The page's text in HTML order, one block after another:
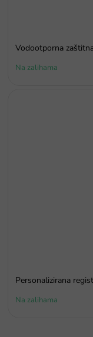
Vodootporna
Na zalihama
Personalizirana
Na zalihama